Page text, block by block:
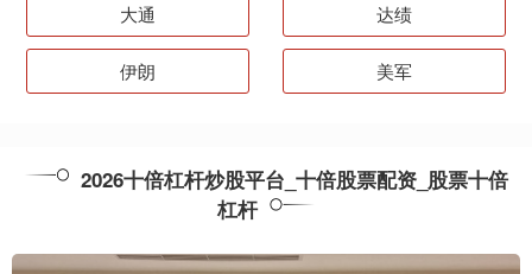
大通 达绩
伊朗 美军
2026十倍杠杆炒股平台_十倍股票配资_股票十倍
杠杆